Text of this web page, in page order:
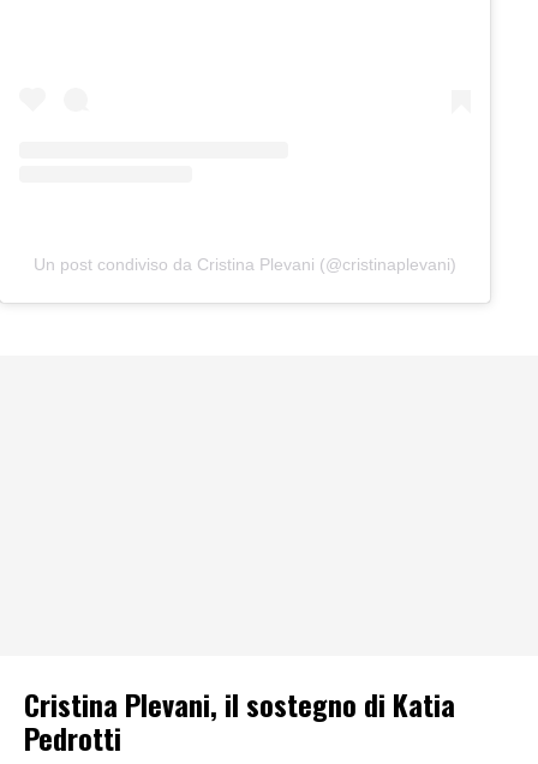
Un post condiviso da Cristina Plevani (@cristinaplevani)
Cristina Plevani, il sostegno di Katia
Pedrotti